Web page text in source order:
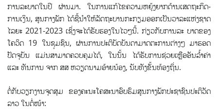
ການລະບາດໃນປີ ຜ່ານມາ. ໃນການແກ້ໄຂຄວາມຫຍຸ້ງຍາກດ້ານເສດຖະກິດ-
ການເງິນ, ສູນກາງພັກ ໄດ້ຊີ້ນໍາໃຫ້ລັດຖະບານກະກຽມອອກເປັນວາລະແຫ່ງຊາດ
ໄລຍະ 2021-2023 ເຊິ່ງຈະໄດ້ຮັບຮອງໃນໄວໆນີ້. ກ່ຽວກັບການລະ ບາດຂອງ
ໂຄວິດ 19 ໃນຊຸມຊົນ, ຜ່ານການປະຕິບັດບັນດາມາດຕະການຕ່າງໆ ມາຮອດ
ປັດຈຸບັນ ແມ່ນສາມາດຄວບຄຸມໄດ້, ໃນນັ້ນ ໄດ້ຮັບການຊ່ວຍເຫຼືອອັນລໍ້າຄ່າ
ແລະ ທັນການ ຈາກ ສສ ຫວຽດນາມອ້າຍນ້ອງ, ນັບທັງຂັ້ນທ້ອງຖິ່ນ.
ຕໍ່ກັບວຽກງານຈຸດສຸມ ຂອງຄະນະໂຄສະນາອົບຮົມສູນກາງພັກປະຊາຊົນປະຕິວັດ
ລາວ ໃນຕໍ່ໜ້າ: